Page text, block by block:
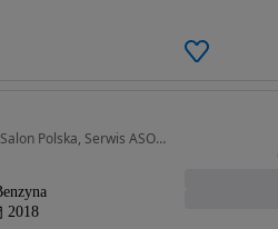
1798 cm3 • 279 KM • 1.8 TCe R.S., Salon Polska, Serwis ASO, Automat, VAT 23%, Navi,
2018